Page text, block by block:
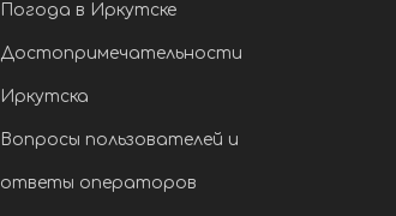
Погода в Иркутске
Достопримечательности
Иркутска
Вопросы пользователей и
ответы операторов